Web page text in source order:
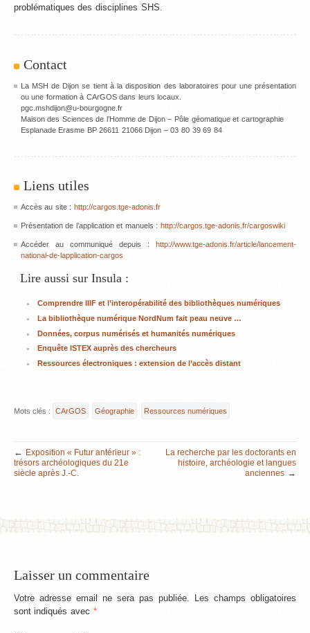
problématiques des disciplines SHS.
Contact
La MSH de Dijon se tient à la disposition des laboratoires pour une présentation
ou une formation à CArGOS dans leurs locaux.
pgc.mshdijon@u-bourgogne.fr
Maison des Sciences de l’Homme de Dijon – Pôle géomatique et cartographie
Esplanade Erasme BP 26611 21066 Dijon – 03 80 39 69 84
Liens utiles
Accès au site : http://cargos.tge-adonis.fr
Présentation de l’application et manuels : http://cargos.tge-adonis.fr/cargoswiki
Accéder au communiqué depuis :http://www.tge-adonis.fr/article/lancement-
national-de-lapplication-cargos
Lire aussi sur Insula :
Comprendre IIIF et l’interopérabilité des bibliothèques numériques
La bibliothèque numérique NordNum fait peau neuve …
Données, corpus numérisés et humanités numériques
Enquête ISTEX auprès des chercheurs
Ressources électroniques : extension de l’accès distant
Mots clés : CArGOS Géographie Ressources numériques
←
Exposition « Futur antérieur » :
trésors archéologiques du 21e
siècle après J.-C.
La recherche par les doctorants en
histoire, archéologie et langues
anciennes →
Laisser un commentaire
Votre adresse email ne sera pas publiée. Les champs obligatoires
sont indiqués avec *